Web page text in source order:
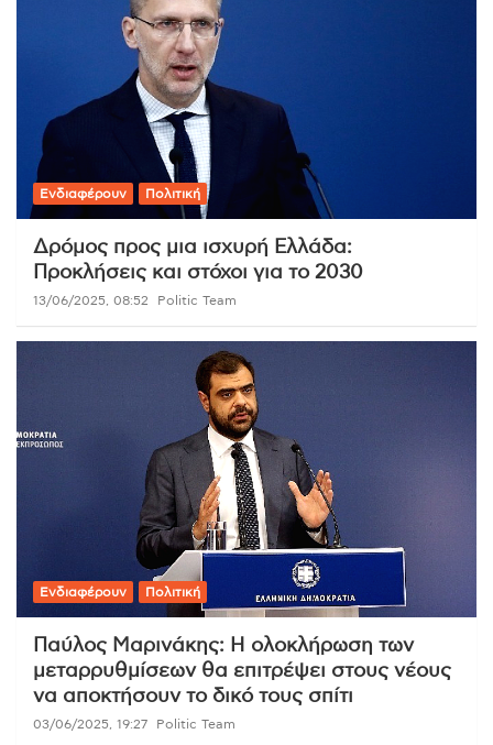
Ενδιαφέρουν Πολιτική
Δρόμος προς μια ισχυρή Ελλάδα:
Προκλήσεις και στόχοι για το 2030
13/06/2025, 08:52 Politic Team
Ενδιαφέρουν Πολιτική
Παύλος Μαρινάκης: Η ολοκλήρωση των
μεταρρυθμίσεων θα επιτρέψει στους νέους
να αποκτήσουν το δικό τους σπίτι
03/06/2025, 19:27 Politic Team